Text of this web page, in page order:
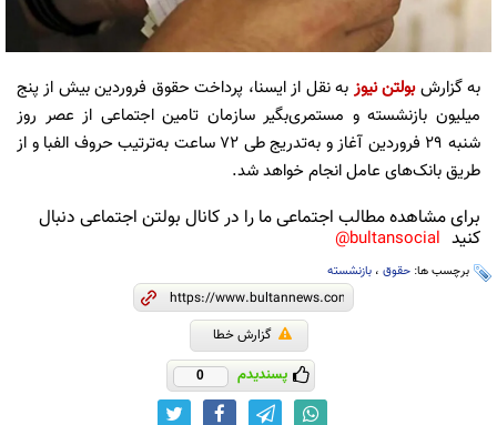
به گزارشبولتن نیوز به نقل از ایسنا، پرداخت حقوق فروردین‌ بیش از پنج
میلیون بازنشسته و مستمری‌بگیر سازمان تامین اجتماعی از عصر روز
شنبه ۲۹ فروردین آغاز و به‌تدریج طی ۷۲ ساعت به‌ترتیب حروف الفبا و از
طریق بانک‌های عامل انجام خواهد شد.
برای مشاهده مطالب اجتماعی ما را در کانال بولتن اجتماعی دنبال
کنید bultansocial@
برچسب ها: حقوق ، بازنشسته
گزارش خطا
پسندیدم 0